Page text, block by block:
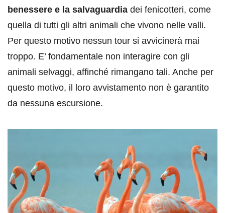
benessere e la salvaguardia dei fenicotteri, come
quella di tutti gli altri animali che vivono nelle valli.
Per questo motivo nessun tour si avvicinerà mai
troppo. E’ fondamentale non interagire con gli
animali selvaggi, affinché rimangano tali. Anche per
questo motivo, il loro avvistamento non è garantito
da nessuna escursione.